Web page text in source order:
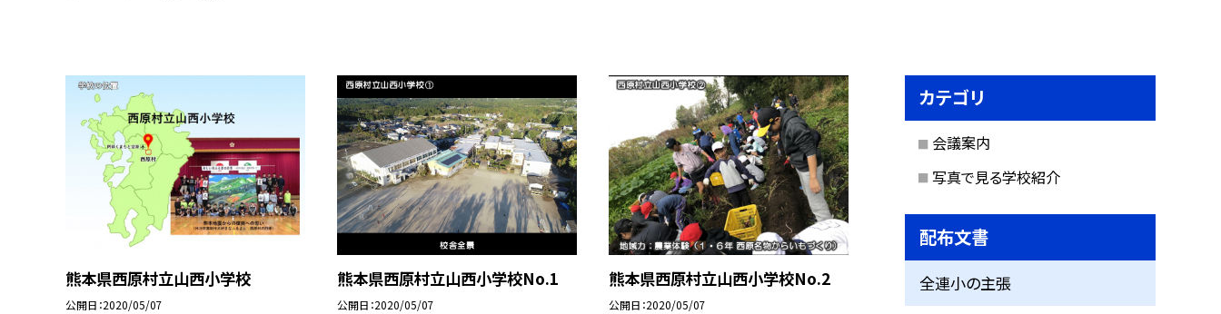
熊本県西原村立山西小学校
公開日 2020/05/07
熊本県西原村立山西小学校No.1
公開日 2020/05/07
熊本県西原村立山西小学校No.2
公開日 2020/05/07
カテゴリ
会議案内
写真で見る学校紹介
配布文書
全連小の主張